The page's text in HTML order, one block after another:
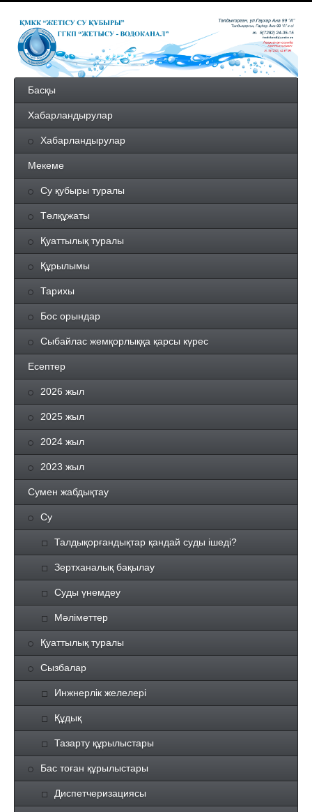
Басқы
Хабарландырулар
Хабарландырулар
Мекеме
Су қубыры туралы
Төлқұжаты
Қуаттылық туралы
Құрылымы
Тарихы
Бос орындар
Сыбайлас жемқорлыққа қарсы күрес
Есептер
2026 жыл
2025 жыл
2024 жыл
2023 жыл
Сумен жабдықтау
Су
Талдықорғандықтар қандай суды ішеді?
Зертханалық бақылау
Суды үнемдеу
Мәліметтер
Қуаттылық туралы
Сызбалар
Инжнерлік желелері
Құдық
Тазарту құрылыстары
Бас тоған құрылыстары
Диспетчеризациясы